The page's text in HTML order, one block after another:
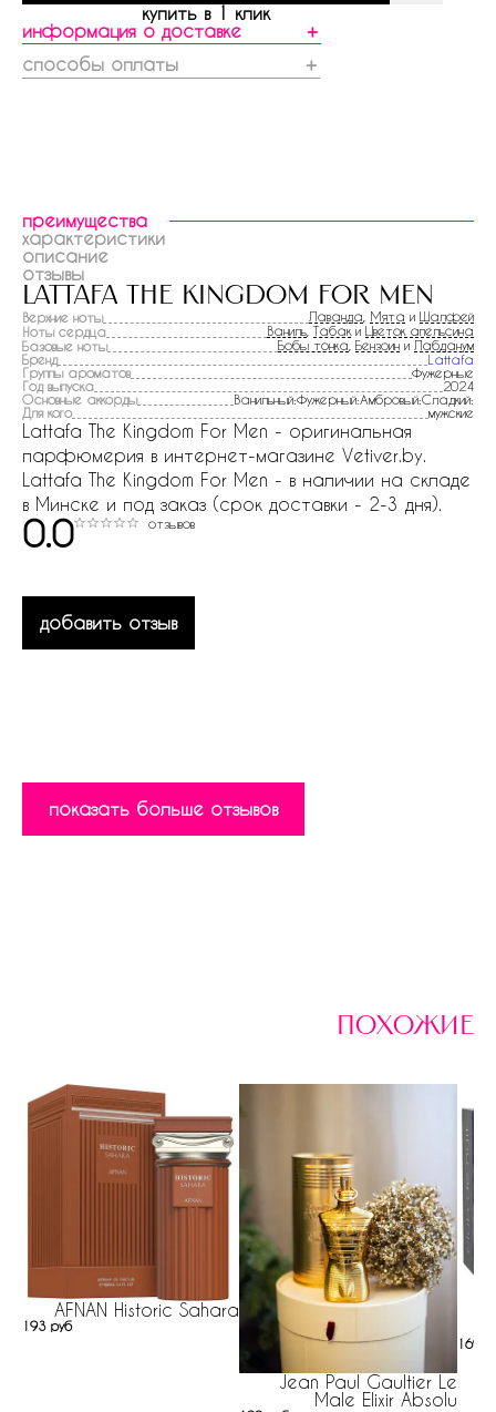
купить в 1 клик
информация о доставке
＋
способы оплаты
＋
преимущества
характеристики
описание
отзывы
lattafa the kingdom for men
Верхние ноты Лаванда Мята и Шалфей
Ноты сердца
Ваниль Табак и Цветок апельсина
Базовые ноты
Бобы тонка Бензоин и Лабданум
Бренд
Lattafa
Группы ароматов
Фужерные
Год выпуска
2024
Основные аккорды
Ванильный:Фужерный:Амбровый:Сладкий:
Для кого
мужские
Lattafa The Kingdom For Men - оригинальная
парфюмерия в интернет-магазине Vetiver.by.
Lattafa The Kingdom For Men - в наличии на складе
в Минске и под заказ (срок доставки - 2-3 дня).
0.0 отзывов
добавить отзыв
показать больше отзывов
похожие
AFNAN Historic Sahara
193 руб
Jean Paul Gaultier Le
Male Elixir Absolu
169